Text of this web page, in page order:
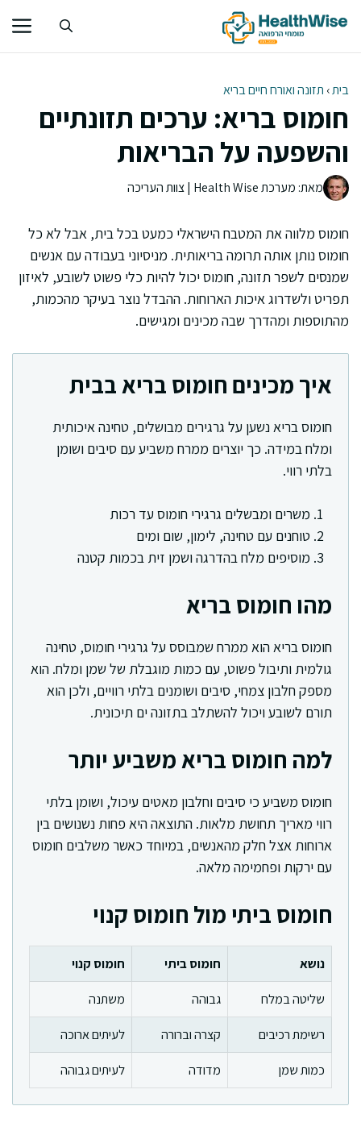
לתוכן
בית› תזונה ואורח חיים בריא
חומוס בריא: ערכים תזונתיים
והשפעה על הבריאות
מאת: מערכת Health Wise | צוות העריכה
חומוס מלווה את המטבח הישראלי כמעט בכל בית, אבל לא כל
חומוס נותן אותה תרומה בריאותית. מניסיוני בעבודה עם אנשים
שמנסים לשפר תזונה, חומוס יכול להיות כלי פשוט לשובע, לאיזון
תפריט ולשדרוג איכות הארוחות. ההבדל נוצר בעיקר מהכמות,
מהתוספות ומהדרך שבה מכינים ומגישים.
איך מכינים חומוס בריא בבית
חומוס בריא נשען על גרגירים מבושלים, טחינה איכותית
ומלח במידה. כך יוצרים ממרח משביע עם סיבים ושומן
בלתי רווי.
משרים ומבשלים גרגירי חומוס עד רכות
טוחנים עם טחינה, לימון, שום ומים
מוסיפים מלח בהדרגה ושמן זית בכמות קטנה
מהו חומוס בריא
חומוס בריא הוא ממרח שמבוסס על גרגירי חומוס, טחינה
גולמית ותיבול פשוט, עם כמות מוגבלת של שמן ומלח. הוא
מספק חלבון צמחי, סיבים ושומנים בלתי רוויים, ולכן הוא
תורם לשובע ויכול להשתלב בתזונה ים תיכונית.
למה חומוס בריא משביע יותר
חומוס משביע כי סיבים וחלבון מאטים עיכול, ושומן בלתי
רווי מאריך תחושת מלאות. התוצאה היא פחות נשנושים בין
ארוחות אצל חלק מהאנשים, במיוחד כאשר משלבים חומוס
עם ירקות ופחמימה מלאה.
חומוס ביתי מול חומוס קנוי
נושא חומוס ביתי
חומוס קנוי
שליטה במלח
גבוהה
משתנה
רשימת רכיבים
קצרה וברורה
לעיתים ארוכה
כמות שמן
מדודה לעיתים גבוהה